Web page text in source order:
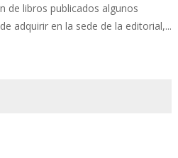
de libros publicados algunos
adquirir en la sede de la editorial,...